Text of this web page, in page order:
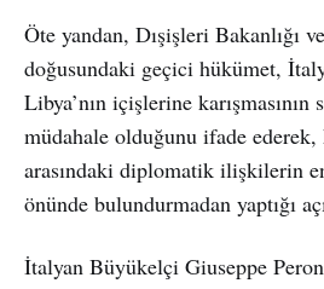
Öte yandan, Dışişleri Bakanlığı
doğusundaki geçici hükümet,
Libya’nın içişlerine
müdahale olduğunu ifade
arasındaki diplomatik ilişkilerin
önünde bulundurmadan yaptığı
İtalyan Büyükelçi Giuseppe